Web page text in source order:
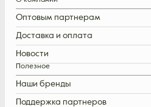
Оптовым партнерам
Доставка и оплата
Новости
Полезное
Наши бренды
Поддержка партнеров